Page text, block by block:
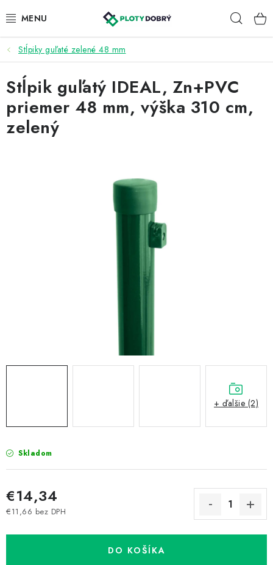
na
PLETIVA A PLOTY
PRÍSLUŠENSTVO
BRÁNY A BRÁNKY
KALKULÁTOR OPLOTENIA
REALIZÁCIA OPLOTENIA
Obchodné podmienky
Všetko o súboroch cookies
Stĺpiky guľaté zelené 48 mm
Skladom
€14,34
€11,66 bez DPH
DO KOŠÍKA
Stĺpik guľatý IDEAL, Zn+PVC
priemer 48 mm, výška 310 cm,
zelený
+ ďalšie (2)